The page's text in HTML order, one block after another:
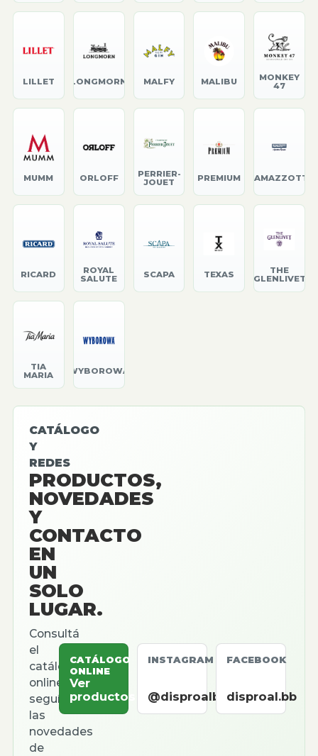
LILLET LONGMORN MALFY MALIBU
MONKEY
47
MUMM ORLOFF
PERRIER-
JOUET
PREMIUM RAMAZZOTTI
RICARD
ROYAL
SALUTE
SCAPA TEXAS
THE
GLENLIVET
TIA
MARIA
WYBOROWA
CATÁLOGO
Y
REDES
PRODUCTOS,
NOVEDADES
Y
CONTACTO
EN
UN
SOLO
LUGAR.
Consultá
el
catálogo
online,
seguí
las
novedades
de
CATÁLOGO
ONLINE
Ver
productos
INSTAGRAM
@disproalbb
FACEBOOK
disproal.bb